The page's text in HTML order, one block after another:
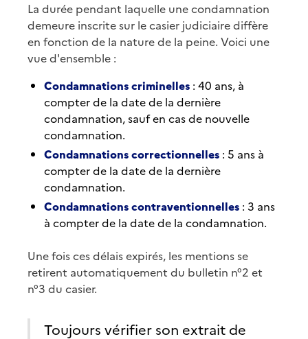
La durée pendant laquelle une condamnation
demeure inscrite sur le casier judiciaire diffère
en fonction de la nature de la peine. Voici une
vue d'ensemble :
Condamnations criminelles : 40 ans, à
compter de la date de la dernière
condamnation, sauf en cas de nouvelle
condamnation.
Condamnations correctionnelles : 5 ans à
compter de la date de la dernière
condamnation.
Condamnations contraventionnelles : 3 ans
à compter de la date de la condamnation.
Une fois ces délais expirés, les mentions se
retirent automatiquement du bulletin n°2 et
n°3 du casier.
Toujours vérifier son extrait de